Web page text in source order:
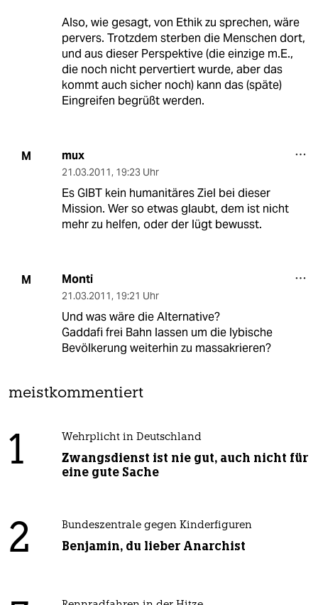
Also, wie gesagt, von Ethik zu sprechen, wäre
pervers. Trotzdem sterben die Menschen dort,
und aus dieser Perspektive (die einzige m.E.,
die noch nicht pervertiert wurde, aber das
kommt auch sicher noch) kann das (späte)
Eingreifen begrüßt werden.
M mux
21.03.2011, 19:23 Uhr
Es GIBT kein humanitäres Ziel bei dieser
Mission. Wer so etwas glaubt, dem ist nicht
mehr zu helfen, oder der lügt bewusst.
M Monti
21.03.2011, 19:21 Uhr
Und was wäre die Alternative?
Gaddafi frei Bahn lassen um die lybische
Bevölkerung weiterhin zu massakrieren?
meistkommentiert
1 Wehrplicht in Deutschland
Zwangsdienst ist nie gut, auch nicht für
eine gute Sache
2 Bundeszentrale gegen Kinderfiguren
Benjamin, du lieber Anarchist